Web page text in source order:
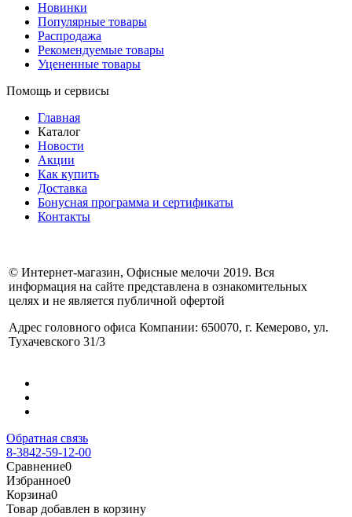
Новинки
Популярные товары
Распродажа
Рекомендуемые товары
Уцененные товары
Помощь и сервисы
Главная
Каталог
Новости
Акции
Как купить
Доставка
Бонусная программа и сертификаты
Контакты
© Интернет-магазин, Офисные мелочи 2019. Вся
информация на сайте представлена в ознакомительных
целях и не является публичной офертой
Адрес головного офиса Компании: 650070, г. Кемерово, ул.
Тухачевского 31/3
Обратная связь
8-3842-59-12-00
Сравнение0
Избранное0
Корзина0
Товар добавлен в корзину